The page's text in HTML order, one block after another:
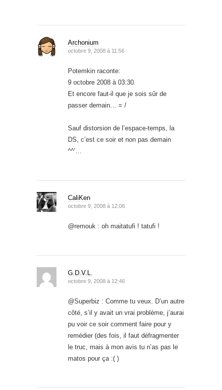
Archonium
octobre 9, 2008 à 11:56
Potemkin raconte:
9 octobre 2008 à 03:30.
Et encore faut-il que je sois sûr de
passer demain… = /
Sauf distorsion de l’espace-temps, la
DS, c’est ce soir et non pas demain
^^’…
CaliKen
octobre 9, 2008 à 12:06
@remouk : oh maitatufi ! tatufi !
G.D.V.L.
octobre 9, 2008 à 12:46
@Superbiz : Comme tu veux. D’un autre
côté, s’il y avait un vrai problème, j’aurai
pu voir ce soir comment faire pour y
remédier (des fois, il faut défragmenter
le truc, mais à mon avis tu n’as pas le
matos pour ça :( )